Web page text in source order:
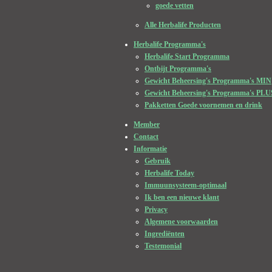
goede vetten
Alle Herbalife Producten
Herbalife Programma's
Herbalife Start Programma
Ontbijt Programma's
Gewicht Beheersing's Programma's MIN
Gewicht Beheersing's Programma's
Pakketten Goede voornemen en drink
Member
Contact
Informatie
Gebruik
Herbalife Today
Immuunsysteem-optimaal
Ik ben een nieuwe klant
Privacy
Algemene voorwaarden
Ingrediënten
Testemonial